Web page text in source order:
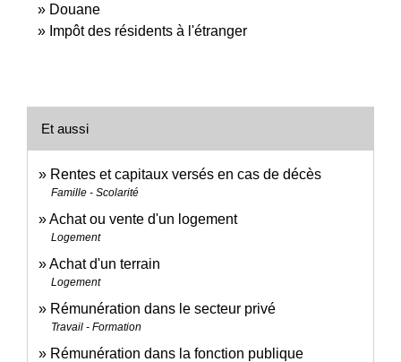
Douane
Impôt des résidents à l'étranger
Et aussi
Rentes et capitaux versés en cas de décès
Famille - Scolarité
Achat ou vente d'un logement
Logement
Achat d'un terrain
Logement
Rémunération dans le secteur privé
Travail - Formation
Rémunération dans la fonction publique